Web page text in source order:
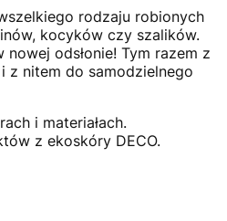
rodzaju robionych
kocyków czy szalików.
odsłonie! Tym razem z
z nitem do samodzielnego
i materiałach.
z ekoskóry DECO.